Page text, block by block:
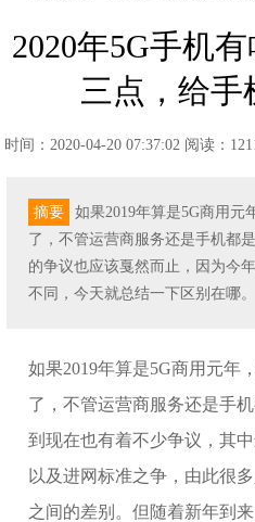
2020年5G手机
三点，给手
时间：2020-04-20 07:37:02 阅读：
摘要
如果2019年算是5G商用元
了，不管运营商服务还是手机都
的争议也应该戛然而止，因为今
不同，今天就总结一下区别在哪。
如果2019年算是5G商用元年
了，不管运营商服务还是手
到现在也有着不少争议，其
以及进网标准之争，由此很
之间的差别。但随着新年到